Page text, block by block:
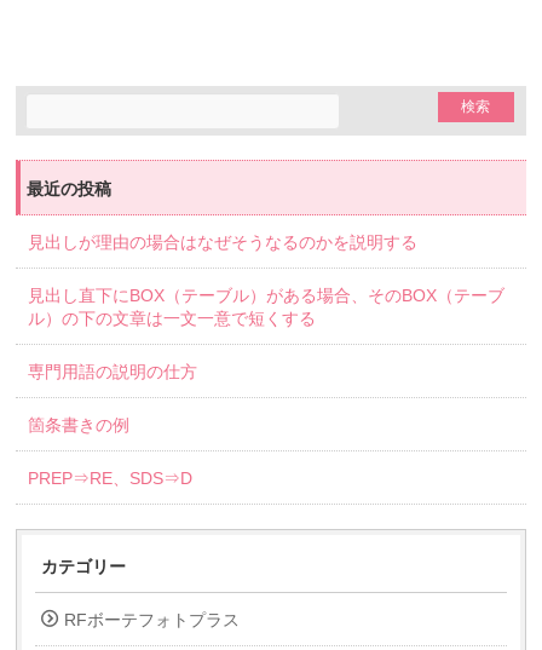
最近の投稿
見出しが理由の場合はなぜそうなるのかを説明する
見出し直下にBOX（テーブル）がある場合、そのBOX（テーブ
ル）の下の文章は一文一意で短くする
専門用語の説明の仕方
箇条書きの例
PREP⇒RE、SDS⇒D
カテゴリー
RFボーテフォトプラス